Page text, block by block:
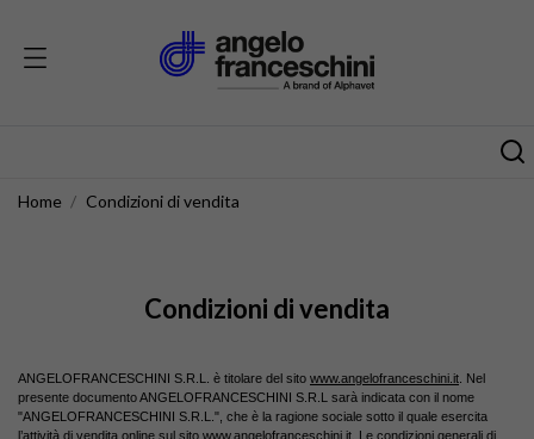
Home Condizioni di vendita
Condizioni di vendita
ANGELOFRANCESCHINI S.R.L. è titolare del sito www.angelofranceschini.it . Nel
presente documento ANGELOFRANCESCHINI S.R.L sarà indicata con il nome
"ANGELOFRANCESCHINI S.R.L.", che è la ragione sociale sotto il quale esercita
l’attività di vendita online sul sito www.angelofranceschini.it . Le condizioni generali di